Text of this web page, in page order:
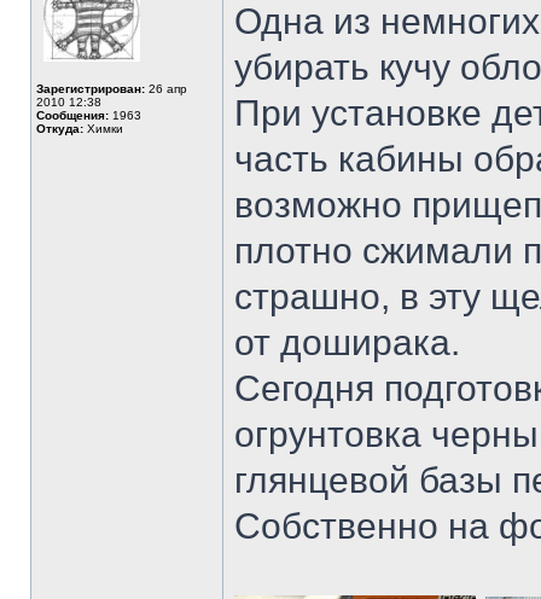
Зарегистрирован: 26 апр
2010 12:38
Сообщения: 1963
Откуда: Химки
Одна из
убирать кучу
При установке
часть кабины
возможно
плотно сжимали
страшно, в эту
от доширака.
Сегодня
огрунтовка
глянцевой базы
Собственно на